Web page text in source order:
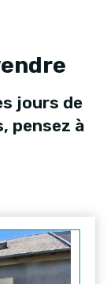
jours de
pensez à